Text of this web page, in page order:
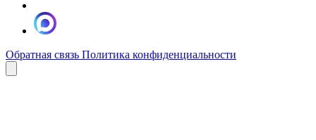
Обратная связь Политика конфиденциальности